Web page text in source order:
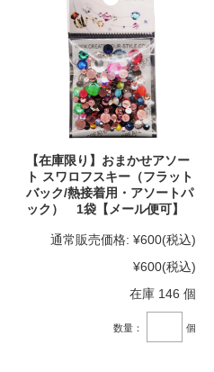
【在庫限り】おまかせアソー
ト スワロフスキー（フラット
バック/熱接着用・アソートパ
ック） 1袋【メール便可】
通常販売価格: ¥600(税込)
¥600(税込)
在庫 146 個
数量： 個